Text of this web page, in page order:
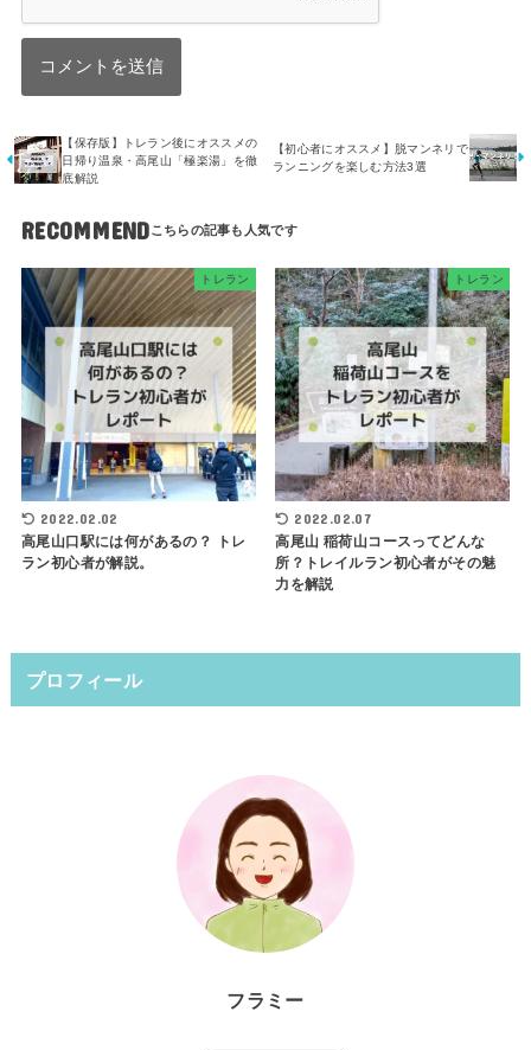
【保存版】トレラン後にオススメの
日帰り温泉・高尾山「極楽湯」を徹
底解説
【初心者にオススメ】脱マンネリで
ランニングを楽しむ方法3選
RECOMMEND
トレラン
2022.02.02
高尾山口駅には何があるの？ トレ
ラン初心者が解説。
トレラン
2022.02.07
高尾山 稲荷山コースってどんな
所？トレイルラン初心者がその魅
力を解説
プロフィール
フラミー